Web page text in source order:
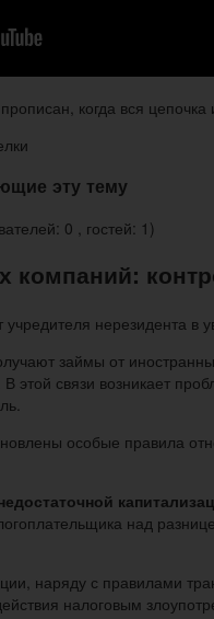
когда вся
эту тему
0 , гостей: 1)
компаний:
займы от
этой связи возникает
особые правила
над
наряду с правилами
налоговым